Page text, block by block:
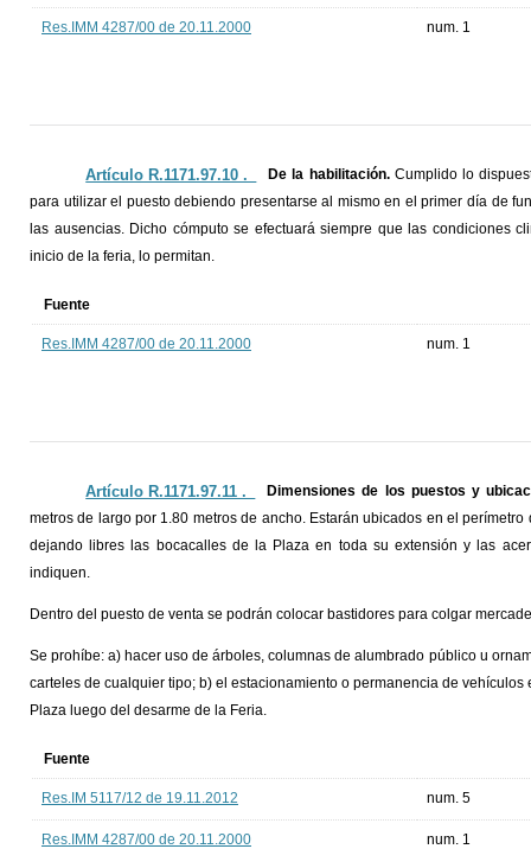
Res.IMM 4287/00 de 20.11.2000 num. 1
Artículo R.1171.97.10 ._ De la habilitación. Cumplido lo
para utilizar el puesto debiendo presentarse al mismo en el primer día de
las ausencias. Dicho cómputo se efectuará siempre que las condiciones
inicio de la feria, lo permitan.
Fuente
Res.IMM 4287/00 de 20.11.2000 num. 1
Artículo R.1171.97.11 ._
Dimensiones de los puestos y
metros de largo por 1.80 metros de ancho. Estarán ubicados en el
dejando libres las bocacalles de la Plaza en toda su extensión y las
indiquen.
Dentro del puesto de venta se podrán colocar bastidores para colgar
Se prohíbe: a) hacer uso de árboles, columnas de alumbrado público u
carteles de cualquier tipo; b) el estacionamiento o permanencia de
Plaza luego del desarme de la Feria.
Fuente
Res.IM 5117/12 de 19.11.2012 num. 5
Res.IMM 4287/00 de 20.11.2000 num. 1